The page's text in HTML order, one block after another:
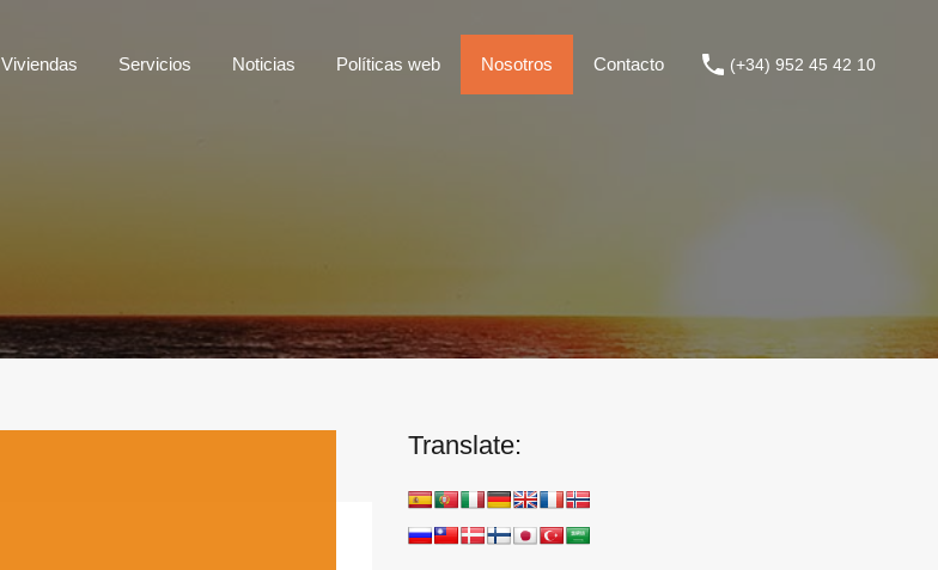
Viviendas Servicios Noticias Políticas web Nosotros Contacto (+34) 952 45 42 10
Viviendas Servicios Noticias Políticas web Nosotros Contacto (+34) 952 45 42 10
Translate: